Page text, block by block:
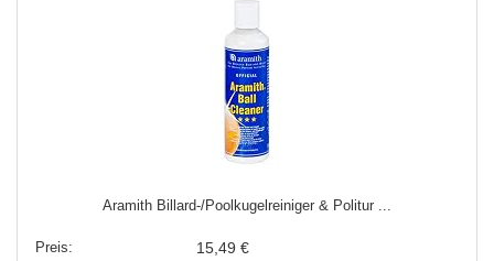
Aramith Billard-/Poolkugelreiniger & Politur ...
15,49 €